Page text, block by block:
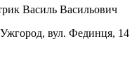
Василь Васильович
вул. Фединця, 14